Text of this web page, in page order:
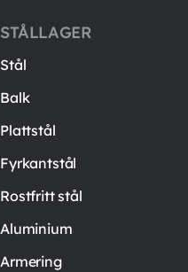
STÅLLAGER
Stål
Balk
Plattstål
Fyrkantstål
Rostfritt stål
Aluminium
Armering